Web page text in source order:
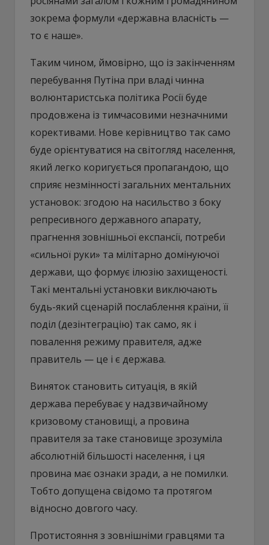
зокрема формули «державна власність —
то є наше».
Таким чином, ймовірно, що із закінченням
перебування Путіна при владі чинна
волюнтаристська політика Росії буде
продовжена із тимчасовими незначними
корективами. Нове керівництво так само
буде орієнтуватися на світогляд населення,
який легко коригується пропагандою, що
сприяє незмінності загальних ментальних
установок: згодою на насильство з боку
репресивного державного апарату,
прагнення зовнішньої експансії, потреби
«сильної руки» та мілітарно домінуючої
держави, що формує ілюзію захищеності.
Такі ментальні установки виключають
будь-який сценарій послаблення країни, її
поділ (дезінтеграцію) так само, як і
повалення режиму правителя, адже
правитель — це і є держава.
Виняток становить ситуація, в якій
держава перебуває у надзвичайному
кризовому становищі, а провина
правителя за таке становище зрозуміла
абсолютній більшості населення, і ця
провина має ознаки зради, а не помилки.
Тобто допущена свідомо та протягом
відносно довгого часу.
Протистояння з зовнішніми гравцями та